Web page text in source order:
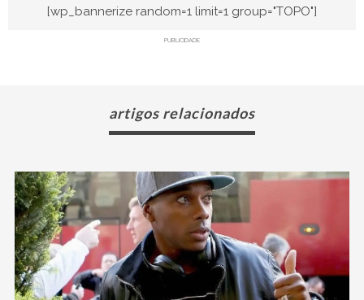
[wp_bannerize random=1 limit=1 group="TOPO"]
PUBLICIDADE
artigos relacionados